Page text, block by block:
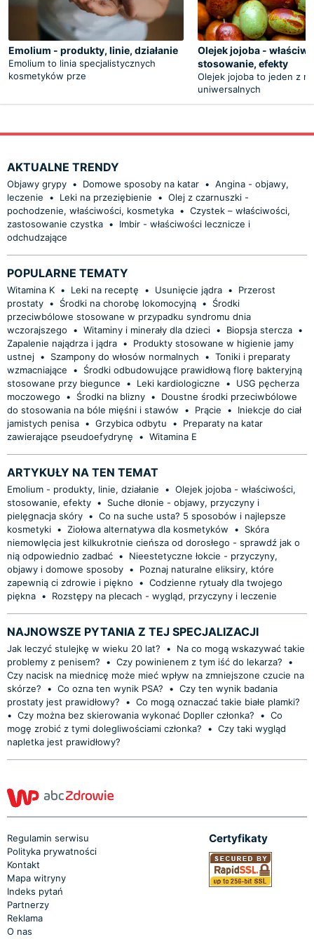
Emolium - produkty, linie, działanie
Emolium to linia specjalistycznych
kosmetyków prze
Olejek jojoba -
stosowanie, efekty
Olejek jojoba to jeden z
uniwersalnych
AKTUALNE TRENDY
Objawy grypy • Domowe sposoby na katar • Angina - objawy,
leczenie
• Leki na przeziębienie • Olej z czarnuszki -
pochodzenie, właściwości, kosmetyka • Czystek – właściwości,
zastosowanie czystka •
Imbir - właściwości lecznicze i
odchudzające
POPULARNE TEMATY
Witamina K • Leki na receptę • Usunięcie jądra •
Przerost
prostaty • Środki na chorobę lokomocyjną •
Środki
przeciwbólowe stosowane w przypadku syndromu dnia
wczorajszego
• Witaminy i minerały dla dzieci • Biopsja stercza •
Zapalenie najądrza i jądra •
Produkty stosowane w higienie jamy
ustnej • Szampony do włosów normalnych • Toniki i preparaty
wzmacniające
•
Środki odbudowujące prawidłową florę bakteryjną
stosowane przy biegunce
• Leki kardiologiczne •
USG pęcherza
moczowego
• Środki na blizny •
Doustne środki przeciwbólowe
do stosowania na bóle mięśni i stawów
• Prącie •
Iniekcje do ciał
jamistych penisa • Grzybica odbytu •
Preparaty na katar
zawierające pseudoefydrynę
• Witamina E
ARTYKUŁY NA TEN TEMAT
Emolium - produkty, linie, działanie • Olejek jojoba - właściwości,
stosowanie, efekty •
Suche dłonie - objawy, przyczyny i
pielęgnacja skóry • Co na suche usta? 5 sposobów i najlepsze
kosmetyki • Ziołowa alternatywa dla kosmetyków •
Skóra
niemowlęcia jest kilkukrotnie cieńsza od dorosłego - sprawdź jak o
nią odpowiednio zadbać •
Nieestetyczne łokcie - przyczyny,
objawy i domowe sposoby •
Poznaj naturalne eliksiry, które
zapewnią ci zdrowie i piękno
• Codzienne rytuały dla twojego
piękna • Rozstępy na plecach - wygląd, przyczyny i leczenie
NAJNOWSZE PYTANIA Z TEJ SPECJALIZACJI
Jak leczyć stulejkę w wieku 20 lat? •
Na co mogą wskazywać takie
problemy z penisem?
• Czy powinienem z tym iść do lekarza?
•
Czy nacisk na miednicę może mieć wpływ na zmniejszone czucie na
skórze?
• Co ozna ten wynik PSA? • Czy ten wynik badania
prostaty jest prawidłowy?
• Co mogą oznaczać takie białe plamki?
• Czy można bez skierowania wykonać Dopller członka? • Co
mogę zrobić z tymi dolegliwościami członka?
• Czy taki wygląd
napletka jest prawidłowy?
Regulamin serwisu
Polityka prywatności
Kontakt
Mapa witryny
Indeks pytań
Partnerzy
Reklama
O nas
Certyfikaty